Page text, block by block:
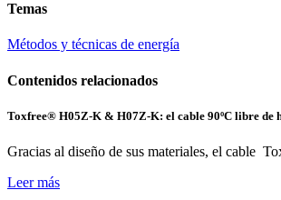
Temas
Métodos y técnicas de energía
Contenidos relacionados
Toxfree® H05Z-K & H07Z-K: el cable 90ºC libre de
Gracias al diseño de sus materiales, el cable
Leer más